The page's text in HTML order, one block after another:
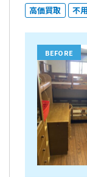
高価買取 不
BEFORE